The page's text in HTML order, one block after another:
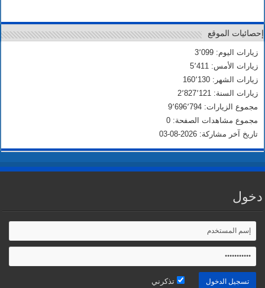
إحصائيات الموقع
زيارات اليوم: 3٬099
زيارات الأمس: 5٬411
زيارات الشهر: 160٬130
زيارات السنة: 2٬827٬121
مجموع الزيارات: 9٬696٬794
مجموع مشاهدات الصفحة: 0
تاريخ آخر مشاركة: 2026-08-03
دخول
تذكرني